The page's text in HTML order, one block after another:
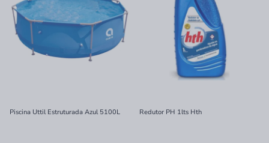
Piscina Uttil Estruturada Azul 5100L Redutor PH 1lts Hth